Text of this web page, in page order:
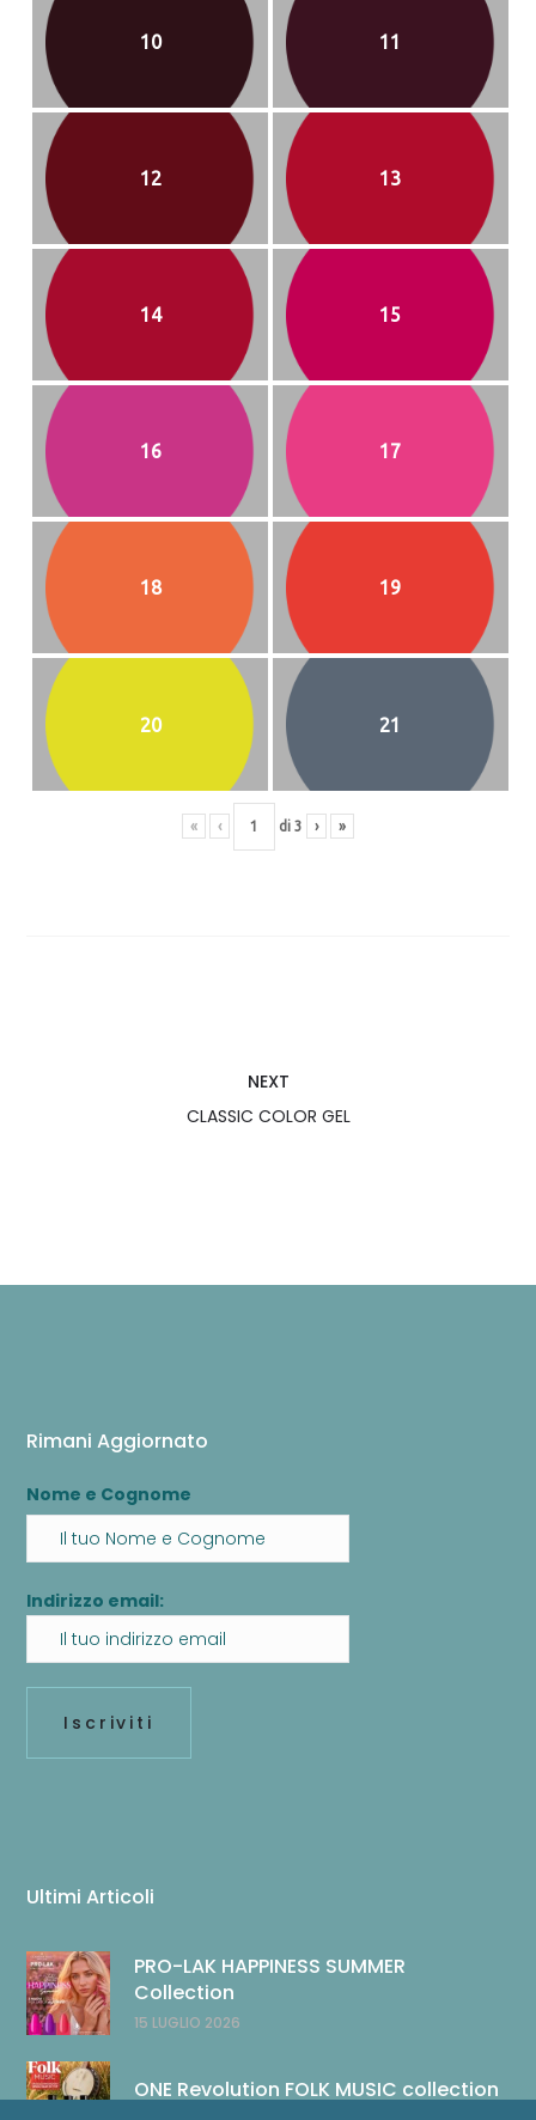
10 11
12 13
14 15
16 17
18 19
20 21
« ‹ di 3 › »
NEXT
CLASSIC COLOR GEL
Rimani Aggiornato
Nome e Cognome
Indirizzo email:
Ultimi Articoli
15 LUGLIO 2026
PRO-LAK HAPPINESS SUMMER
Collection
ONE Revolution FOLK MUSIC collection